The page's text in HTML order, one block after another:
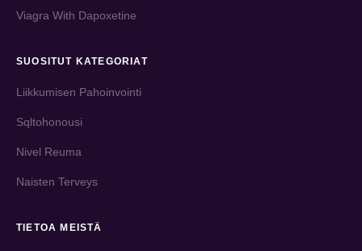
Viagra With Dapoxetine
SUOSITUT KATEGORIAT
Liikkumisen Pahoinvointi
Sqltohonousi
Nivel Reuma
Naisten Terveys
TIETOA MEISTÄ